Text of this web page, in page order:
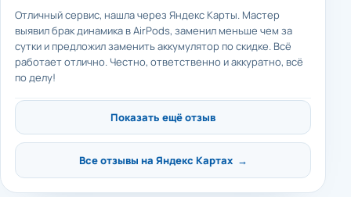
Отличный сервис, нашла через Яндекс Карты. Мастер
выявил брак динамика в AirPods, заменил меньше чем за
сутки и предложил заменить аккумулятор по скидке. Всё
работает отлично. Честно, ответственно и аккуратно, всё
по делу!
Показать ещё отзыв
Все отзывы на Яндекс Картах →